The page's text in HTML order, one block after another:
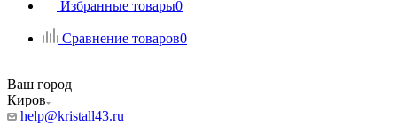
Избранные товары0
Сравнение товаров0
Ваш город
Киров
help@kristall43.ru